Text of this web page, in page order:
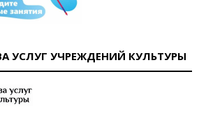
УСЛУГ УЧРЕЖДЕНИЙ КУЛЬТУРЫ